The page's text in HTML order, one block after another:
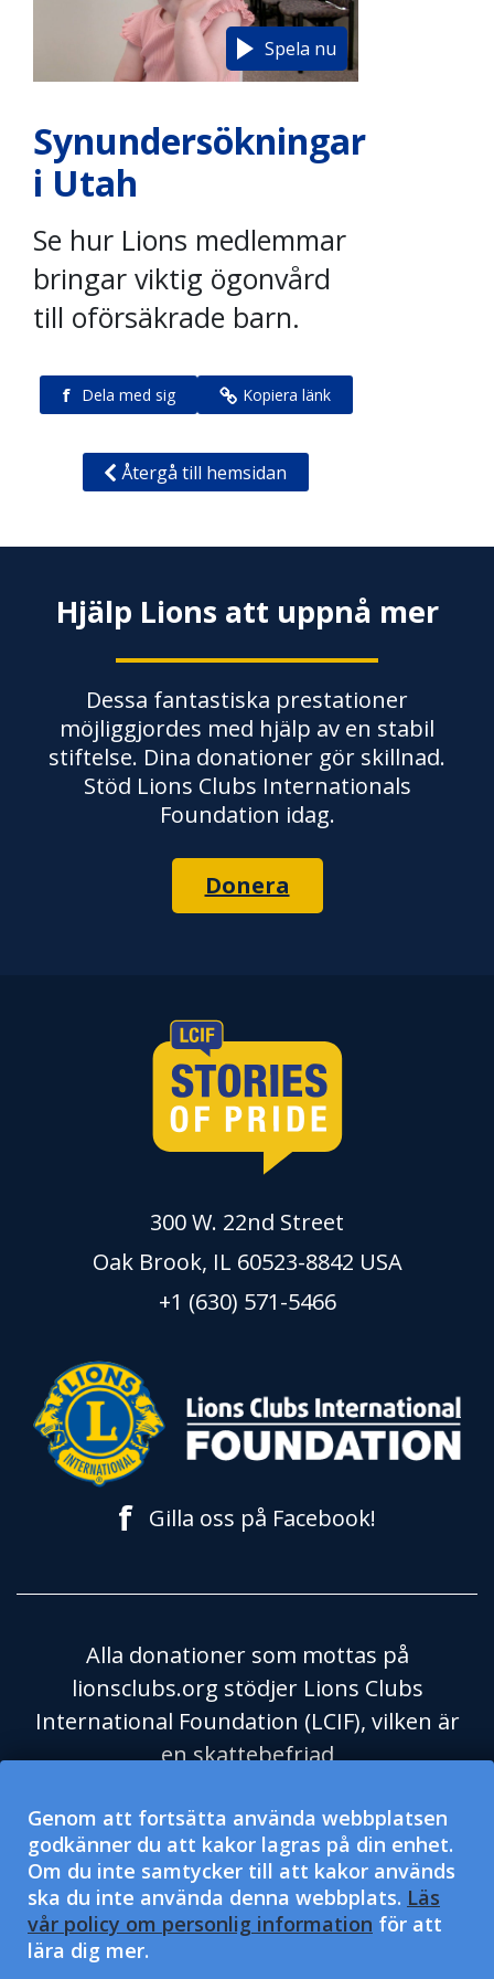
Spela nu
Synundersökningar
i Utah
Se hur Lions medlemmar
bringar viktig ögonvård
till oförsäkrade barn.
f Dela med sig Kopiera länk
Återgå till hemsidan
Hjälp Lions att uppnå mer
Dessa fantastiska prestationer
möjliggjordes med hjälp av en stabil
stiftelse. Dina donationer gör skillnad.
Stöd Lions Clubs Internationals
Foundation idag.
Donera
Genom att fortsätta använda webbplatsen
godkänner du att kakor lagras på din enhet.
Om du inte samtycker till att kakor används
ska du inte använda denna webbplats. Läs
vår policy om personlig information för att
lära dig mer.
300 W. 22nd Street
Oak Brook, IL 60523-8842 USA
+1 (630) 571-5466
f Gilla oss på Facebook!
Alla donationer som mottas på
lionsclubs.org stödjer Lions Clubs
International Foundation (LCIF), vilken är
en skattebefriad
Skatteverket i USA och dess regel 501(c)
(3). Lions Clubs International (LCI) är en
skattebefriad social hjälporganisation
enligt Skatteverket i USA och dess regel
501(c)(4) och får inte mottaga eller